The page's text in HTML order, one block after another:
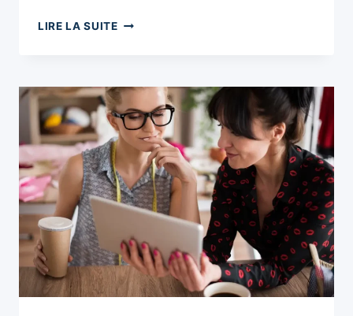
LIRE LA SUITEQUESTIONS
10
QUESTIONS
INCONTOURNABLES
POUR
RÉUSSIR
EN
MARKETING
DE
RÉSEAU
DÉBUTANT